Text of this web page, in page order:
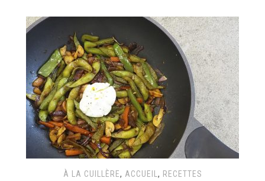
À LA CUILLÈRE, ACCUEIL , RECETTES